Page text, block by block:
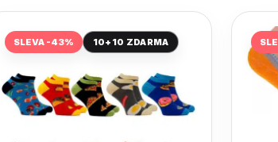
SLEVA -43% 10+10 ZDARMA